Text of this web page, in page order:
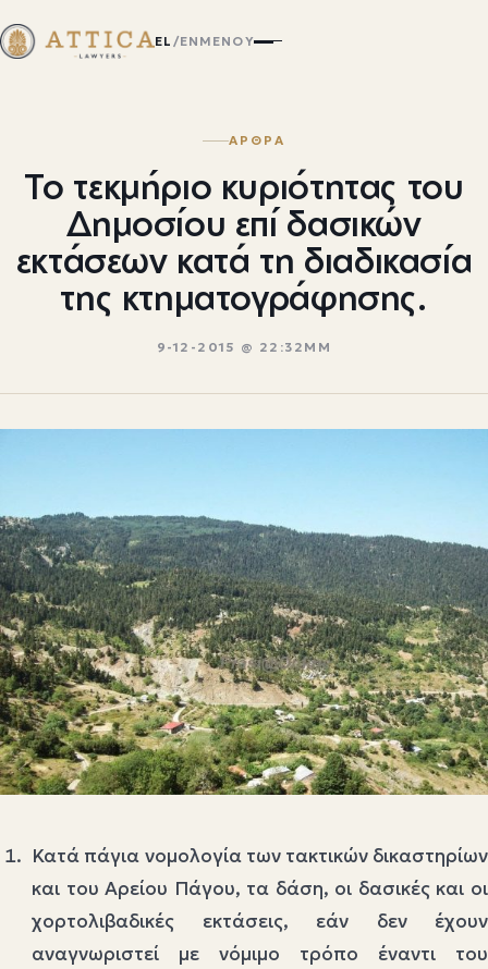
EL /EN ΜΕΝΟΎ
ΑΡΘΡΑ
Το τεκμήριο κυριότητας του
Δημοσίου επί δασικών
εκτάσεων κατά τη διαδικασία
της κτηματογράφησης.
9-12-2015 @ 22:32ΜΜ
Κατά πάγια νομολογία των τακτικών δικαστηρίων
και του Αρείου Πάγου, τα δάση, οι δασικές και οι
χορτολιβαδικές εκτάσεις, εάν δεν έχουν
αναγνωριστεί με νόμιμο τρόπο έναντι του